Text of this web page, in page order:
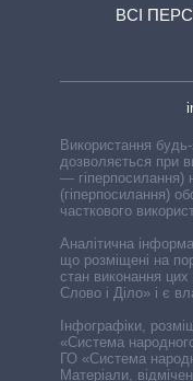
ВСІ
Використання будь-
дозволяється при
— гіперпосилання)
(гіперпосилання)
часткового
Аналітична
що розміщені на
стан виконання цих
Слово і Діло» і є
Інфографіки,
«Система
ГО «Система
Матеріали,